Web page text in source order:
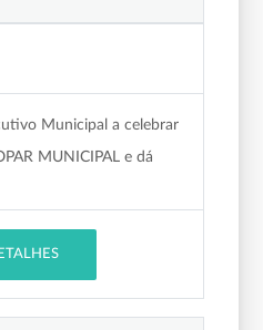
Municipal a celebrar
MUNICIPAL e dá